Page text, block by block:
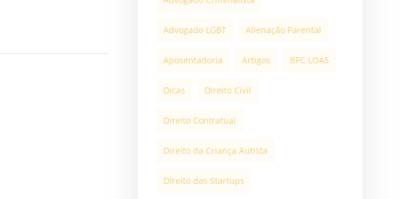
Advogado LGBT Alienação Parental
Aposentadoria Artigos BPC LOAS
Dicas Direito Civil
Direito Contratual
Direito da Criança Autista
DIreito das Startups